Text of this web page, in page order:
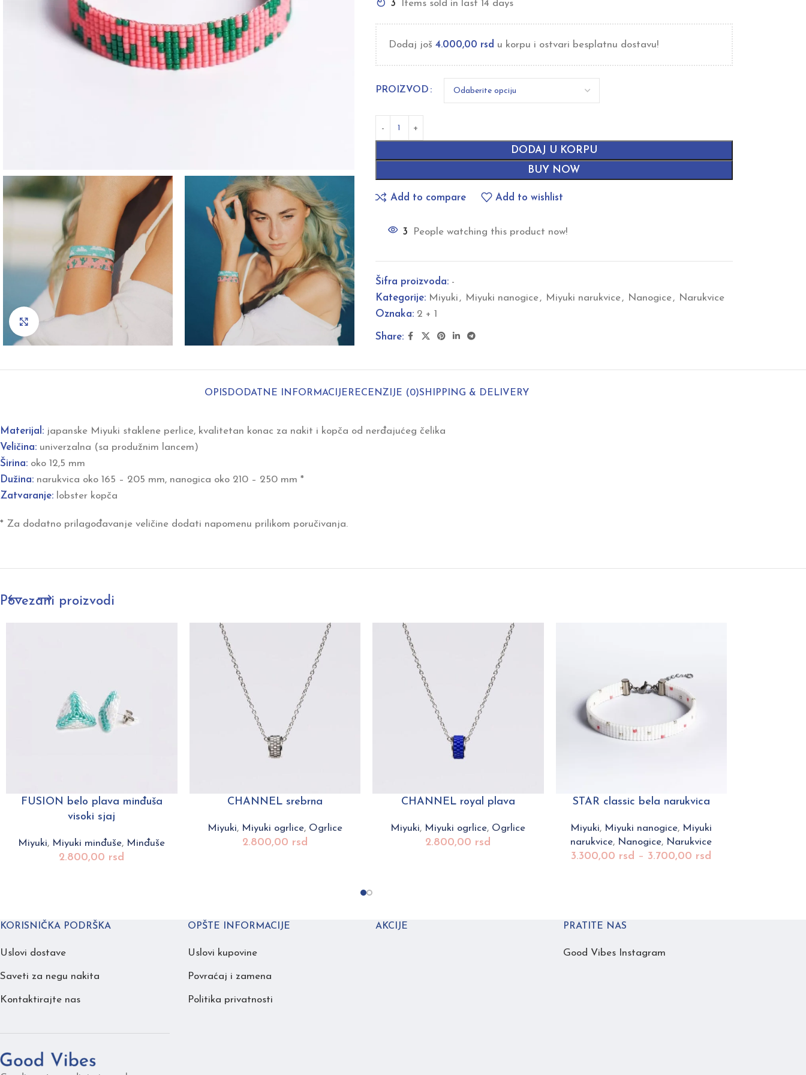
3 Items sold in last 14 days
Dodaj još 4.000,00 rsd u korpu i ostvari besplatnu dostavu!
PROIZVOD
DODAJ U KORPU
BUY NOW
Add to compare Add to wishlist
3 People watching this product now!
Šifra proizvoda: -
Kategorije: Miyuki , Miyuki nanogice, Miyuki narukvice, Nanogice, Narukvice
Oznaka: 2 + 1
Share:
OPIS DODATNE INFORMACIJE RECENZIJE (0)SHIPPING & DELIVERY
Materijal: japanske Miyuki staklene perlice, kvalitetan konac za nakit i kopča od nerđajućeg čelika
Veličina: univerzalna (sa produžnim lancem)
Širina: oko 12,5 mm
Dužina: narukvica oko 165 – 205 mm, nanogica oko 210 – 250 mm *
Zatvaranje: lobster kopča
* Za dodatno prilagođavanje veličine dodati napomenu prilikom poručivanja.
Povezani proizvodi
FUSION belo plava minđuša
visoki sjaj
Miyuki, Miyuki minđuše, Minđuše
2.800,00 rsd
CHANNEL srebrna
Miyuki, Miyuki ogrlice, Ogrlice
2.800,00 rsd
CHANNEL royal plava
Miyuki, Miyuki ogrlice, Ogrlice
2.800,00 rsd
STAR classic bela narukvica
Miyuki, Miyuki nanogice, Miyuki
narukvice, Nanogice, Narukvice
3.300,00 rsd – 3.700,00 rsd
KORISNIČKA PODRŠKA
Uslovi dostave
Saveti za negu nakita
Kontaktirajte nas
OPŠTE INFORMACIJE
Uslovi kupovine
Povraćaj i zamena
Politika privatnosti
AKCIJE PRATITE NAS
Good Vibes Instagram